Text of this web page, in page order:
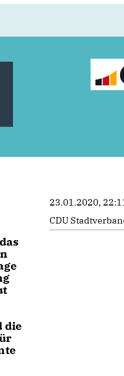
die
23.01.2020,
CDU